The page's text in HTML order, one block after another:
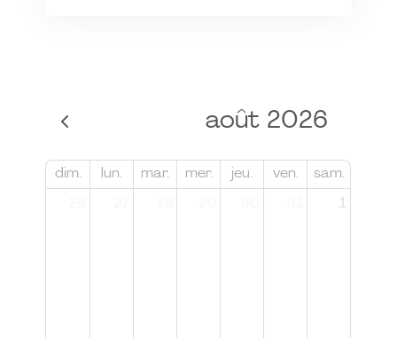
août 2026
dim. lun. mar. mer. jeu. ven. sam.
1